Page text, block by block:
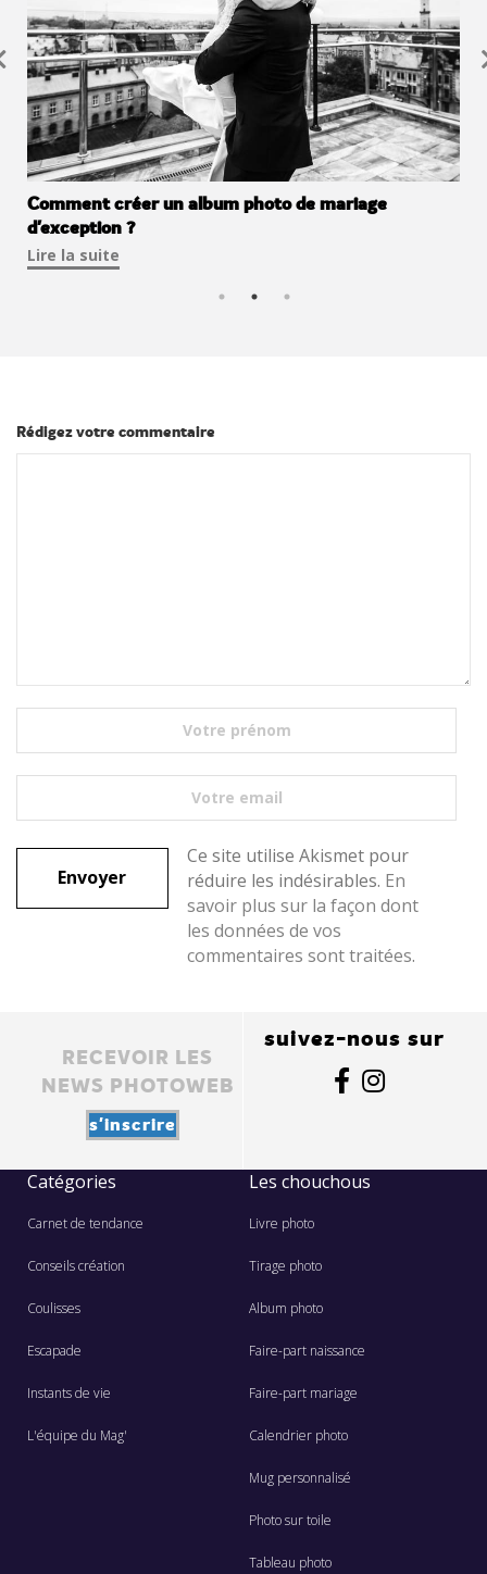
Pour un album photo de mariage inoubliable
Lire la suite
Comment créer un album photo de mariage
d'exception ?
Lire la suite
Créer son livre d'or mariage 100% personnalisé
Lire la suite
Rédigez votre commentaire
Ce site utilise Akismet pour
réduire les indésirables. En
savoir plus sur la façon dont
les données de vos
commentaires sont traitées.
RECEVOIR LES
NEWS PHOTOWEB
s'inscrire
suivez-nous sur
Catégories
Carnet de tendance
Conseils création
Coulisses
Escapade
Instants de vie
L'équipe du Mag'
Les chouchous
Livre photo
Tirage photo
Album photo
Faire-part naissance
Faire-part mariage
Calendrier photo
Mug personnalisé
Photo sur toile
Tableau photo